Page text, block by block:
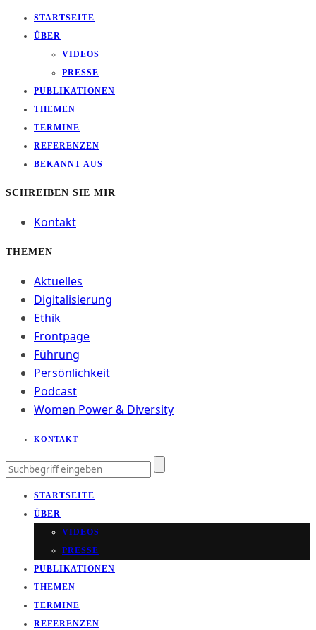
STARTSEITE
ÜBER
VIDEOS
PRESSE
PUBLIKATIONEN
THEMEN
TERMINE
REFERENZEN
BEKANNT AUS
SCHREIBEN SIE MIR
Kontakt
THEMEN
Aktuelles
Digitalisierung
Ethik
Frontpage
Führung
Persönlichkeit
Podcast
Women Power & Diversity
KONTAKT
STARTSEITE
ÜBER
VIDEOS
PRESSE
PUBLIKATIONEN
THEMEN
TERMINE
REFERENZEN